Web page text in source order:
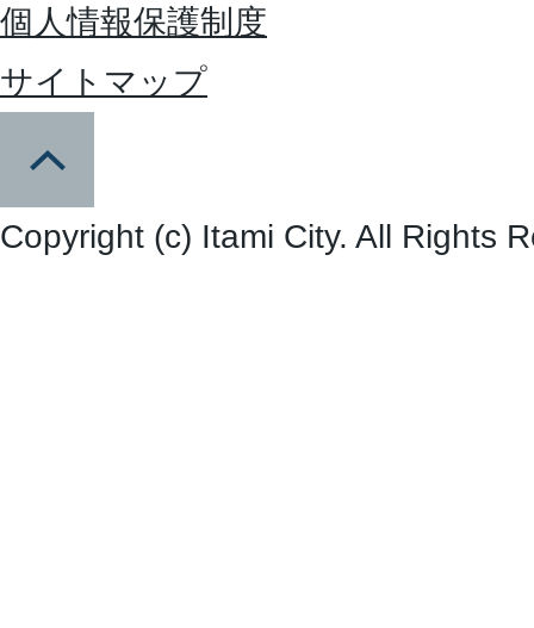
個人情報保護制度
サイトマップ
Copyright (c) Itami City. All Rights